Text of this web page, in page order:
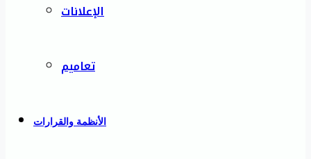
الإعلانات
تعاميم
الأنظمة والقرارات